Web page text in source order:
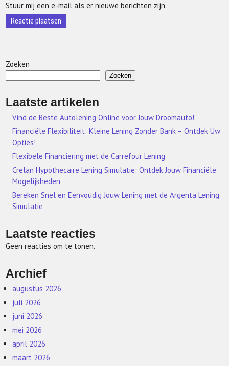
Stuur mij een e-mail als er nieuwe berichten zijn.
Zoeken
Zoeken
Laatste artikelen
Vind de Beste Autolening Online voor Jouw Droomauto!
Financiële Flexibiliteit: Kleine Lening Zonder Bank – Ontdek Uw
Opties!
Flexibele Financiering met de Carrefour Lening
Crelan Hypothecaire Lening Simulatie: Ontdek Jouw Financiële
Mogelijkheden
Bereken Snel en Eenvoudig Jouw Lening met de Argenta Lening
Simulatie
Laatste reacties
Geen reacties om te tonen.
Archief
augustus 2026
juli 2026
juni 2026
mei 2026
april 2026
maart 2026